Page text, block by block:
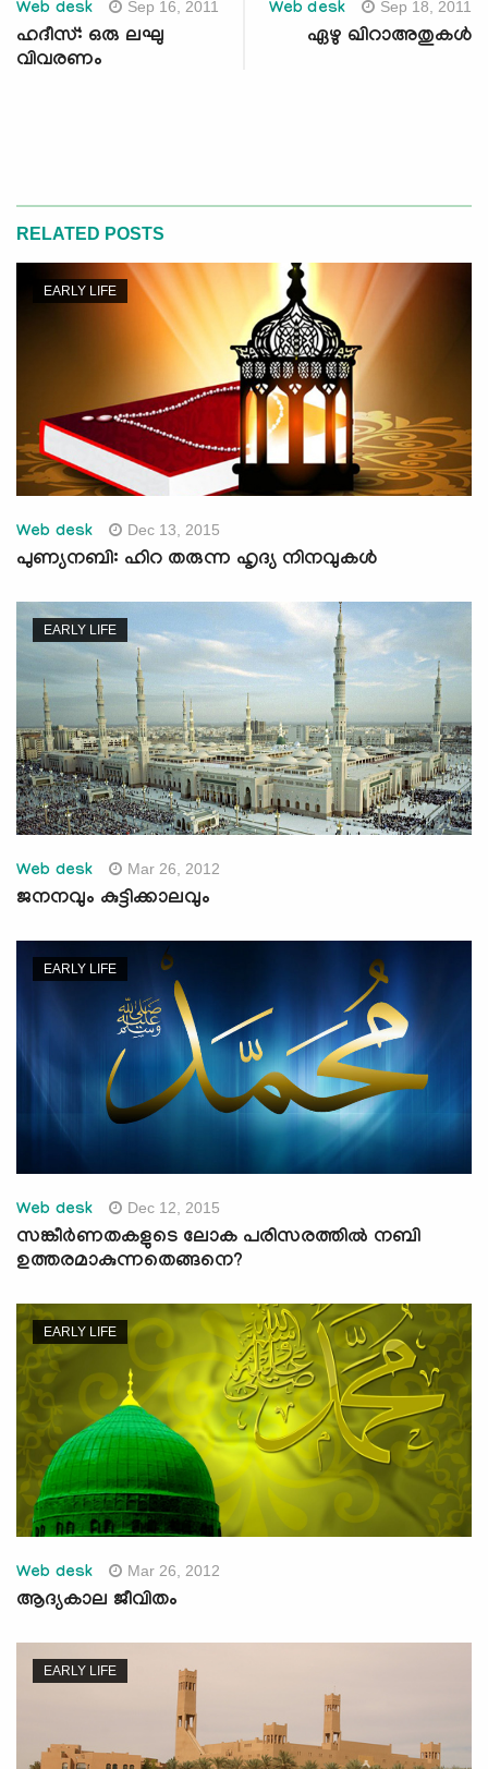
Web desk Sep 16, 2011
ഹദീസ്: ഒരു ലഘു
വിവരണം
Web desk Sep 18, 2011
ഏഴു ഖിറാഅതുകള്‍
RELATED POSTS
EARLY LIFE
Web desk Dec 13, 2015
പുണ്യനബി: ഹിറ തരുന്ന ഹൃദ്യ നിനവുകള്‍
EARLY LIFE
Web desk Mar 26, 2012
ജനനവും കുട്ടിക്കാലവും
EARLY LIFE
Web desk Dec 12, 2015
സങ്കീര്‍ണതകളുടെ ലോക പരിസരത്തില്‍ നബി
ഉത്തരമാകുന്നതെങ്ങനെ?
EARLY LIFE
Web desk Mar 26, 2012
ആദ്യകാല ജീവിതം
EARLY LIFE